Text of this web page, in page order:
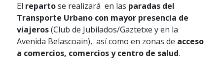
El repartose realizará en las paradas del
Transporte Urbano con mayor presencia de
viajeros(Club de Jubilados/Gaztetxe y en la
Avenida Belascoain), así como en zonas de acceso
a comercios, comercios y centro de salud.